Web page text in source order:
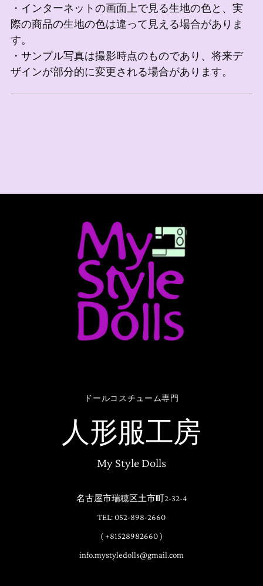
・インターネットの画面上で見る生地の色と、実
際の商品の生地の色は違って見える場合がありま
す。
・サンプル写真は撮影時点のものであり、将来デ
ザインが部分的に変更される場合があります。
ドールコスチューム専門
人形服工房
My Style Dolls
名古屋市瑞穂区土市町2-32-4
TEL: 052-898-2660
( +81528982660 )
info.mystyledolls@gmail.com